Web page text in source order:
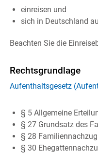
einreisen und
sich in Deutschland
Beachten Sie die
Rechtsgrundlage
Aufenthaltsgesetz
§ 5 Allgemeine
§ 27 Grundsatz des
§ 28
§ 30